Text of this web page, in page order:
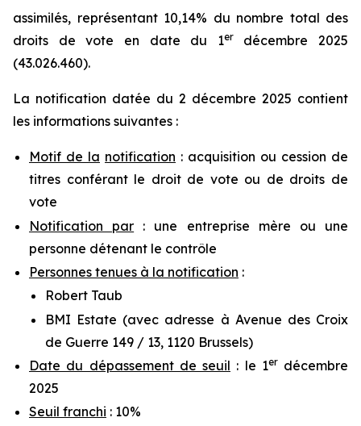
assimilés, représentant 10,14% du nombre total des
droits de vote en date du 1erdécembre 2025
(43.026.460).
La notification datée du 2 décembre 2025 contient
les informations suivantes :
Motif de la notification : acquisition ou cession de
titres conférant le droit de vote ou de droits de
vote
Notification par : une entreprise mère ou une
personne détenant le contrôle
Personnes tenues à la notification :
Robert Taub
BMI Estate (avec adresse à Avenue des Croix
de Guerre 149 / 13, 1120 Brussels)
Date du dépassement de seuil : le 1erdécembre
2025
Seuil franchi : 10%